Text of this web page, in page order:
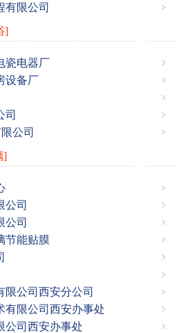
有限公司
]
瓷电器厂
设备厂
司
公司
]
公司
公司
节能贴膜
限公司西安分公司
有限公司西安办事处
公司西安办事处